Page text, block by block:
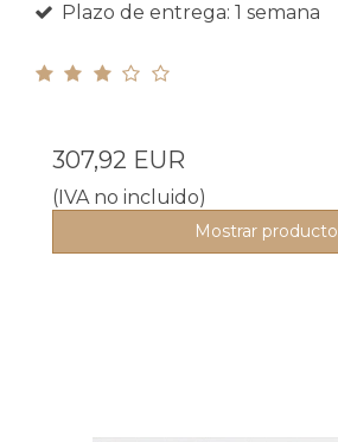
Plazo de entrega: 1 semana
307,92 EUR
(IVA no incluido)
Mostrar producto